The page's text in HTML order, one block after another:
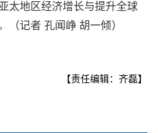
太地区经济增长与提升全球
（记者 孔闻峥 胡一倾）
【责任编辑：齐磊】